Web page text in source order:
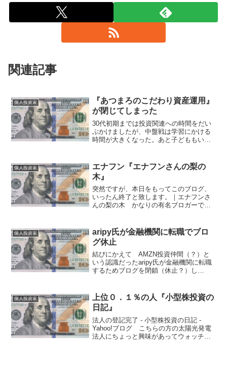
関連記事
個人投資家
『あつまろのこだわり資産運用』
が閉じてしまった
30代初期までは投資関連への時間をだい
ぶかけましたが、中盤戦は学習にかける
時間が大きくなった。あと子どももいて
なり大きくなりました— あつまろ
(@atsumaro1) ...
個人投資家
エナフン『エナフンさんの梨の
木』
突然ですが、本日をもってこのブログ、
いったん終了と致します。｜エナフンさ
んの梨の木 かなりの有名ブロガーで投
残念です。
個人投資家
aripy氏が金融機関に転職でブロ
グ休止
結びにかえて AMZN投資仲間（？）と
いう認識だったaripy氏が金融機関に転職
するためブログを閉鎖（休止？）し
ための備忘を兼ねて記録しておく。
個人投資家
上位０．１％の人『小型株投資の
日記』
法人の登記完了 - 小型株投資の日記 -
Yahoo!ブログ こちらの方の太陽光発電
法人にちょっと興味があってウォッチし